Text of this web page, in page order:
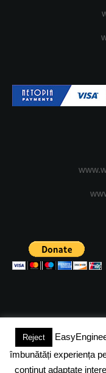
(c) 2024 -
DESPRE NOI
Reject
îmbunătăți experiența
conținut adaptate